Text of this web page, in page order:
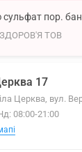
сульфат пор.
ТОВ
17
Церква, вул.
08:00-21:00